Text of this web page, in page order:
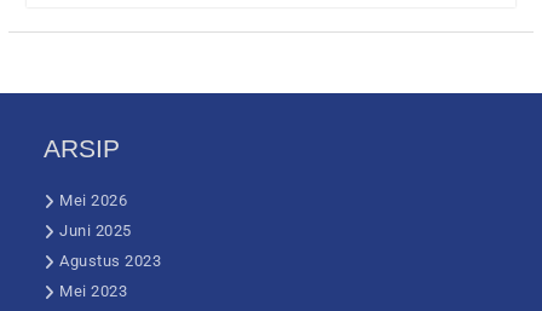
ARSIP
Mei 2026
Juni 2025
Agustus 2023
Mei 2023